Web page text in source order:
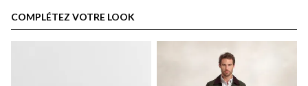
COMPLÉTEZ VOTRE LOOK